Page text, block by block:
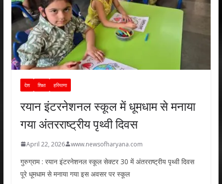
देश शिक्षा हरियाणा
रयान इंटरनेशनल स्कूल में धूमधाम से मनाया
गया अंतरराष्ट्रीय पृथ्वी दिवस
April 22, 2026 www.newsofharyana.com
गुरुग्राम : रयान इंटरनेशनल स्कूल सेक्टर 30 में अंतरराष्ट्रीय पृथ्वी दिवस
पूरे धूमधाम से मनाया गया इस अवसर पर स्कूल